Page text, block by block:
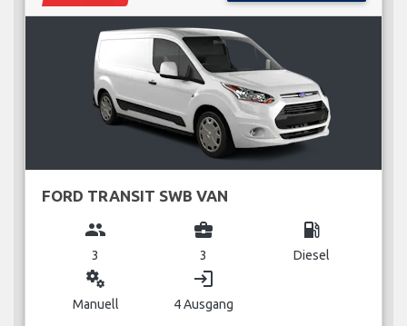
FORD TRANSIT SWB VAN
group
3
business_center
3
local_gas_station
Diesel
miscellaneous_services
Manuell
login
4 Ausgang